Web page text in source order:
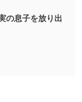
の息子を放り出